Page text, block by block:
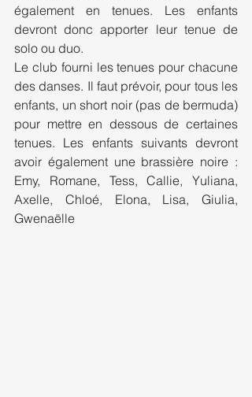
également en tenues. Les enfants
devront donc apporter leur tenue de
solo ou duo.
Le club fourni les tenues pour chacune
des danses. Il faut prévoir, pour tous les
enfants, un short noir (pas de bermuda)
pour mettre en dessous de certaines
tenues. Les enfants suivants devront
avoir également une brassière noire :
Emy, Romane, Tess, Callie, Yuliana,
Axelle, Chloé, Elona, Lisa, Giulia,
Gwenaëlle